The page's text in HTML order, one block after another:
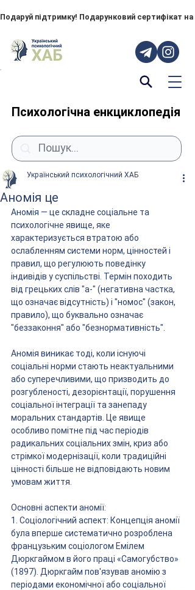
Подаруй підтримку! Подарунковий сертифікат
Психологічна енкциклопедія
Аномія це
Український психологічний ХАБ
Аномія — це складне соціальне та
психологічне явище, яке
характеризується втратою або
ослабленням системи норм, цінностей і
правил, що регулюють поведінку
індивідів у суспільстві. Термін походить
від грецьких слів "а-" (негативна частка,
що означає відсутність) і "номос" (закон,
правило), що буквально означає
"беззаконня" або "безнормативність".
Аномія виникає тоді, коли існуючі
соціальні норми стають неактуальними
або суперечливими, що призводить до
розгубленості, дезорієнтації, порушення
соціальної інтеграції та занепаду
моральних стандартів. Це явище
особливо помітне під час періодів
радикальних соціальних змін, криз або
стрімкої модернізації, коли традиційні
цінності більше не відповідають новим
умовам життя.
Основні аспекти аномії:
1. Соціологічний аспект: Концепція аномії
була вперше систематично розроблена
французьким соціологом Емілем
Дюркгаймом в його праці «Самогубство»
(1897). Дюркгайм пов'язував аномію з
періодами економічної або соціальної